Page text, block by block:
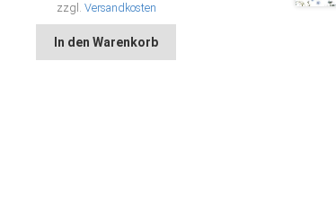
zzgl. Versandkosten
In den Warenkorb